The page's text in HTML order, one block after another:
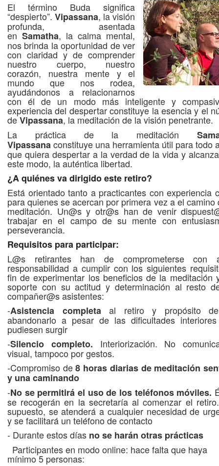
El término Buda significa
“despierto”.Vipassana, la visión
profunda, asentada
en Samatha, la calma mental,
nos brinda la oportunidad de ver
con claridad y de comprender
nuestro cuerpo, nuestro
corazón, nuestra mente y el
mundo que nos rodea,
ayudándonos a relacionarnos
con él de un modo más inteligente y
experiencia del despertar constituye la esencia y el
deVipassana, la meditación de la visión penetrante.
La práctica de la meditación
Vipassanaconstituye una herramienta útil para todo
que quiera despertar a la verdad de la vida y
este modo, la auténtica libertad.
¿A quiénes va dirigido este retiro?
Está orientado tanto a practicantes con experiencia
para quienes se acercan por primera vez a el camino
meditación. Un@s y otr@s han de venir
trabajar en el campo de su mente con
perseverancia.
Requisitos para participar:
L@s retirantes han de comprometerse con
responsabilidad a cumplir con los siguientes
fin de experimentar los beneficios de la meditación
soporte con su actitud y determinación al resto
compañer@s asistentes:
-Asistencia completaal retiro y propósito
abandonarlo a pesar de las dificultades
pudiesen surgir
-Silencio completo. Interiorización. No
visual, tampoco por gestos.
-Compromiso de8 horas diarias de meditación
y una caminando
-No se permitirá el uso de los teléfonos móviles.
se recogerán en la secretaría al comenzar el
supuesto, se atenderá a cualquier necesidad de
y se facilitará un teléfono de contacto
- Durante estos días no se harán otras prácticas
Participantes en modo online: hace falta que haya
mínimo 5 personas: